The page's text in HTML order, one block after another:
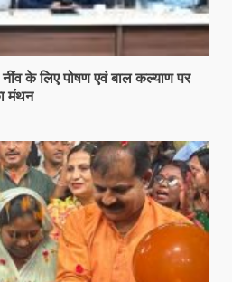
के लिए पोषण एवं बाल कल्याण पर
मंथन